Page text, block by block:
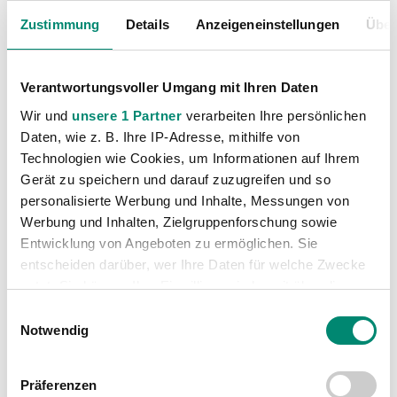
Zustimmung Details Anzeigeneinstellungen
Verantwortungsvoller Umgang mit Ihren Daten
Wir und unsere 1 Partner verarbeiten Ihre persönlichen
Daten, wie z. B. Ihre IP-Adresse, mithilfe von
Technologien wie Cookies, um Informationen auf Ihrem
Gerät zu speichern und darauf zuzugreifen und so
personalisierte Werbung und Inhalte, Messungen von
Werbung und Inhalten, Zielgruppenforschung sowie
Entwicklung von Angeboten zu ermöglichen. Sie
entscheiden darüber, wer Ihre Daten für welche Zwecke
nutzt. Sie können Ihre Einwilligung jederzeit über die
Trigger Symbol ändern oder widerrufen
Erfahren Sie mehr darüber, wie Ihre persönlichen Daten
verarbeitet werden, und legen Sie Ihre Präferenzen im
Notwendig
Präferenzen
Unkategorisiert (2867)
VORIGER NEWSEINTRAG
Man of the Match – Voting
NÄCHSTER NEWSEINTRAG
Kelvin Arase kickt für die SV Guntamatic Ried
WEITERE NEWS